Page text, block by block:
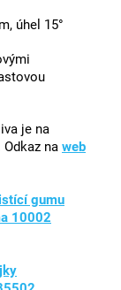
úhel 15°
je na
na web
gumu
10002